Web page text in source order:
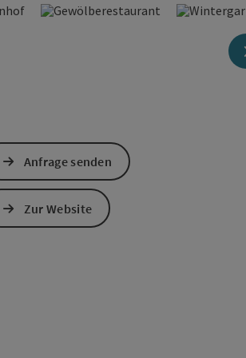
Anfrage senden
Zur Website